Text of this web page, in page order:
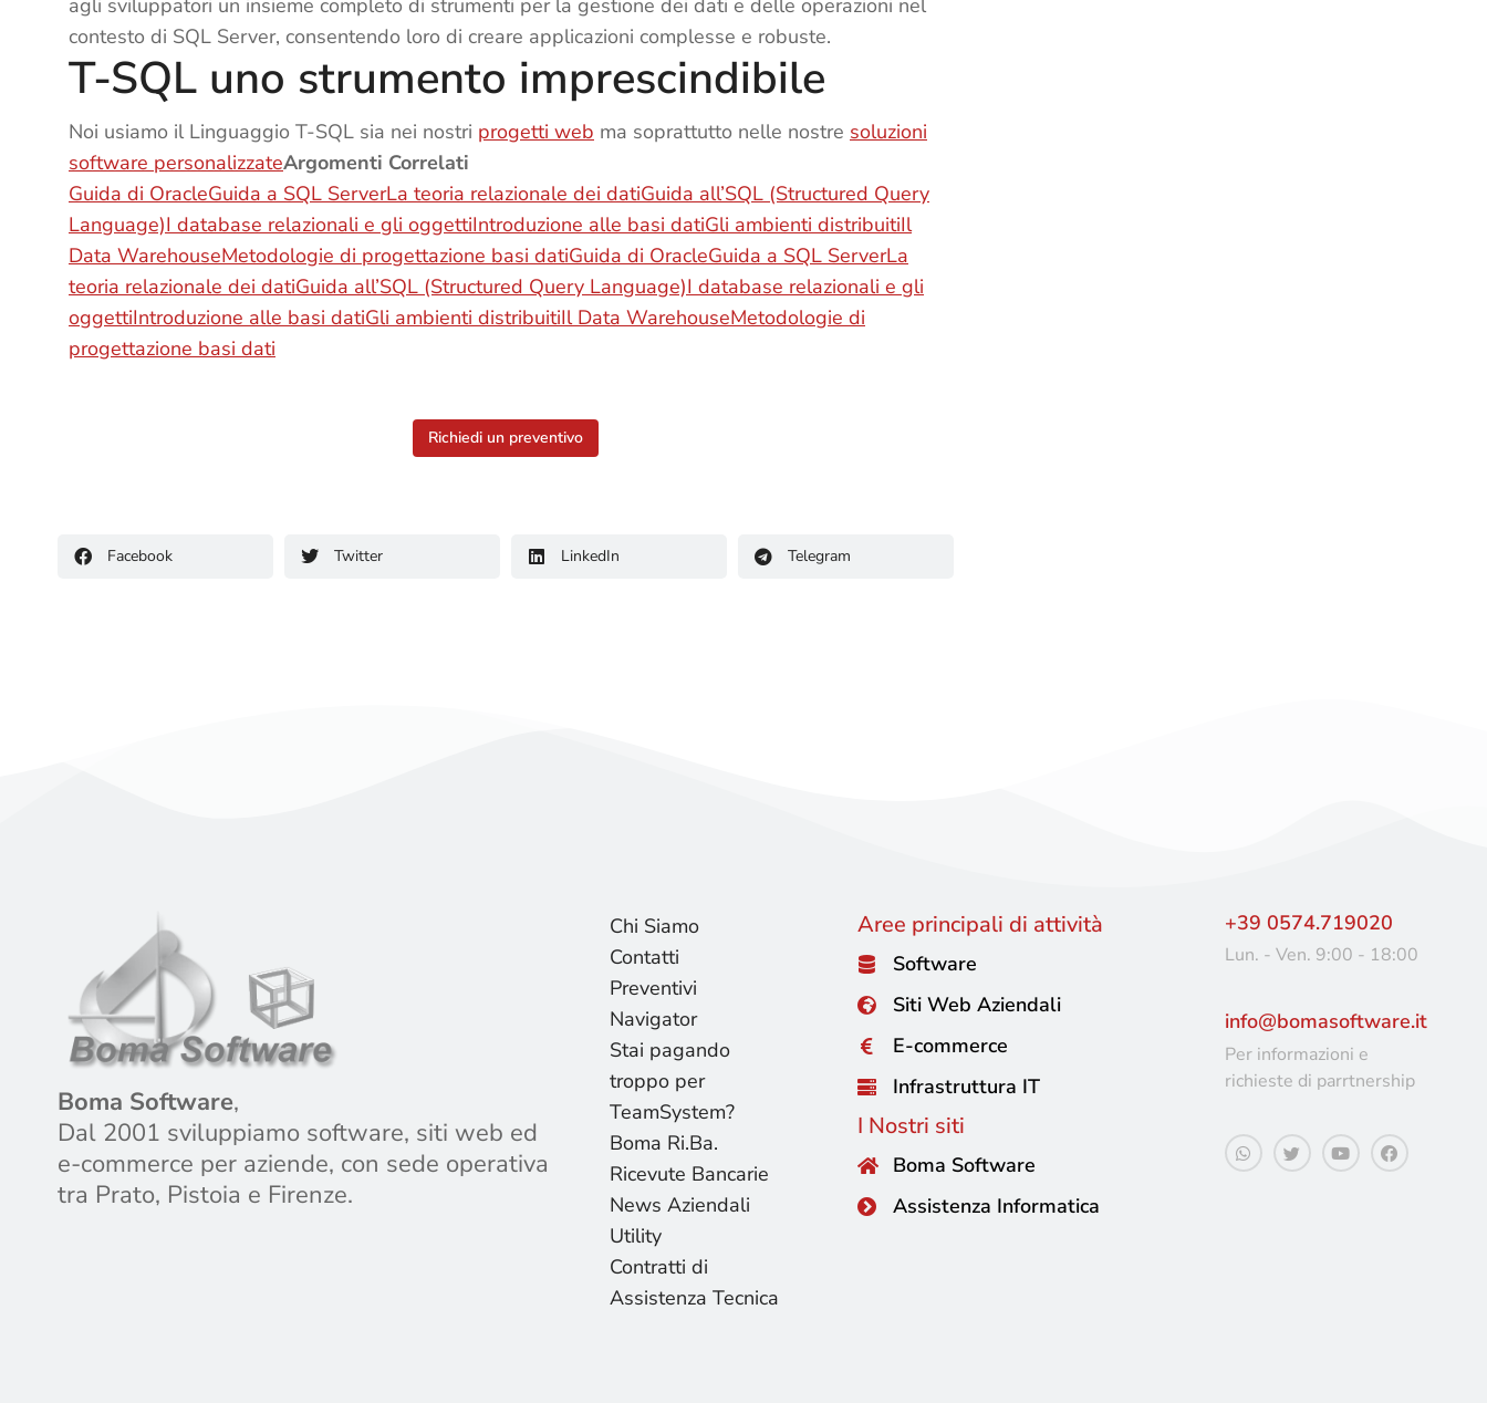
agli sviluppatori un insieme completo di strumenti per la gestione dei dati e delle operazioni nel
contesto di SQL Server, consentendo loro di creare applicazioni complesse e robuste.
T-SQL uno strumento imprescindibile
Noi usiamo il Linguaggio T-SQL sia nei nostri progetti web ma soprattutto nelle nostre soluzioni
software personalizzateArgomenti Correlati
Guida di OracleGuida a SQL ServerLa teoria relazionale dei datiGuida all’SQL (Structured Query
Language)I database relazionali e gli oggettiIntroduzione alle basi datiGli ambienti distribuitiIl
Data WarehouseMetodologie di progettazione basi datiGuida di OracleGuida a SQL ServerLa
teoria relazionale dei datiGuida all’SQL (Structured Query Language)I database relazionali e gli
oggettiIntroduzione alle basi datiGli ambienti distribuitiIl Data WarehouseMetodologie di
progettazione basi dati
Richiedi un preventivo
Facebook Twitter LinkedIn Telegram
Boma Software,
Dal 2001 sviluppiamo software, siti web ed
e-commerce per aziende, con sede operativa
tra Prato, Pistoia e Firenze.
Chi Siamo
Contatti
Preventivi
Navigator
Stai pagando
troppo per
TeamSystem?
Boma Ri.Ba.
Ricevute Bancarie
News Aziendali
Utility
Contratti di
Assistenza Tecnica
Aree principali di attività
Software
Siti Web Aziendali
E-commerce
Infrastruttura IT
I Nostri siti
Boma Software
Assistenza Informatica
+39 0574.719020
Lun. - Ven. 9:00 - 18:00
info@bomasoftware.it
Per informazioni e
richieste di parrtnership